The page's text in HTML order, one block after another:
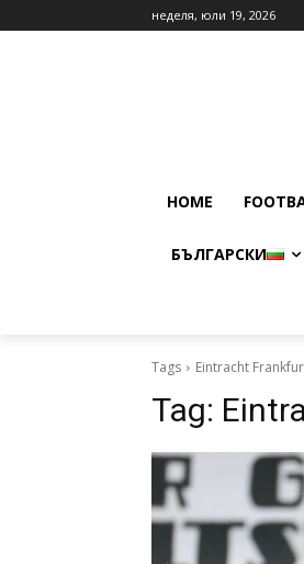
неделя, юли 19, 2026
HOME
БЪЛГАРСКИ
Tags Eintracht
Tag: